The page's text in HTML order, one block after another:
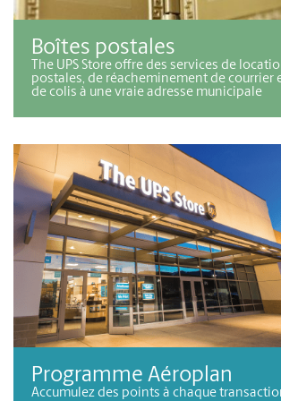
Boîtes postales
The UPS Store offre des services de
postales, de réacheminement de courrier
de colis à une vraie adresse municipale
Programme Aéroplan
Accumulez des points à chaque